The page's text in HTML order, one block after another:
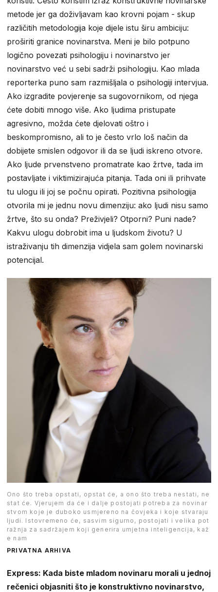
metode jer ga doživljavam kao krovni pojam - skup
različitih metodologija koje dijele istu širu ambiciju:
proširiti granice novinarstva. Meni je bilo potpuno
logično povezati psihologiju i novinarstvo jer
novinarstvo već u sebi sadrži psihologiju. Kao mlada
reporterka puno sam razmišljala o psihologiji intervjua.
Ako izgradite povjerenje sa sugovornikom, od njega
ćete dobiti mnogo više. Ako ljudima pristupate
agresivno, možda ćete djelovati oštro i
beskompromisno, ali to je često vrlo loš način da
dobijete smislen odgovor ili da se ljudi iskreno otvore.
Ako ljude prvenstveno promatrate kao žrtve, tada im
postavljate i viktimizirajuća pitanja. Tada oni ili prihvate
tu ulogu ili joj se počnu opirati. Pozitivna psihologija
otvorila mi je jednu novu dimenziju: ako ljudi nisu samo
žrtve, što su onda? Preživjeli? Otporni? Puni nade?
Kakvu ulogu dobrobit ima u ljudskom životu? U
istraživanju tih dimenzija vidjela sam golem novinarski
potencijal.
Ono što treba opstati, opstat će, a ono što treba nestati, ne
stat će. Vjerujem da će i dalje postojati potreba za novinar
stvom koje je duboko usmjereno na čovjeka i koje stvaraju
ljudi. Istovremeno će, sasvim sigurno, postojati i velika pot
ražnja za sadržajem koji generira umjetna inteligencija, kaž
e nam
PRIVATNA ARHIVA
Express: Kada biste mladom novinaru morali u jednoj
rečenici objasniti što je konstruktivno novinarstvo,